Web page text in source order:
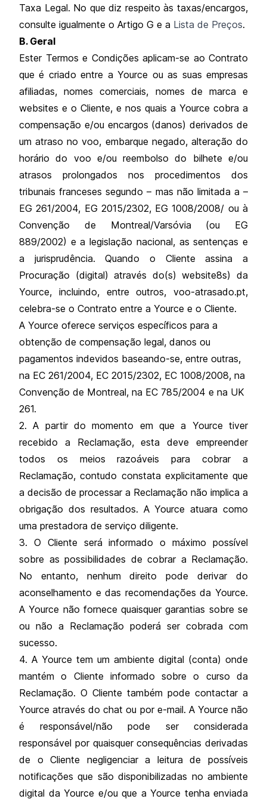
Taxa Legal. No que diz respeito às taxas/encargos,
consulte igualmente o Artigo G e a Lista de Preços.
B. Geral
Ester Termos e Condições aplicam-se ao Contrato
que é criado entre a Yource ou as suas empresas
afiliadas, nomes comerciais, nomes de marca e
websites e o Cliente, e nos quais a Yource cobra a
compensação e/ou encargos (danos) derivados de
um atraso no voo, embarque negado, alteração do
horário do voo e/ou reembolso do bilhete e/ou
atrasos prolongados nos procedimentos dos
tribunais franceses segundo – mas não limitada a –
EG 261/2004, EG 2015/2302, EG 1008/2008/ ou à
Convenção de Montreal/Varsóvia (ou EG
889/2002) e a legislação nacional, as sentenças e
a jurisprudência. Quando o Cliente assina a
Procuração (digital) através do(s) website8s) da
Yource, incluindo, entre outros, voo-atrasado.pt,
celebra-se o Contrato entre a Yource e o Cliente.
A Yource oferece serviços específicos para a
obtenção de compensação legal, danos ou
pagamentos indevidos baseando-se, entre outras,
na EC 261/2004, EC 2015/2302, EC 1008/2008, na
Convenção de Montreal, na EC 785/2004 e na UK
261.
2. A partir do momento em que a Yource tiver
recebido a Reclamação, esta deve empreender
todos os meios razoáveis para cobrar a
Reclamação, contudo constata explicitamente que
a decisão de processar a Reclamação não implica a
obrigação dos resultados. A Yource atuara como
uma prestadora de serviço diligente.
3. O Cliente será informado o máximo possível
sobre as possibilidades de cobrar a Reclamação.
No entanto, nenhum direito pode derivar do
aconselhamento e das recomendações da Yource.
A Yource não fornece quaisquer garantias sobre se
ou não a Reclamação poderá ser cobrada com
sucesso.
4. A Yource tem um ambiente digital (conta) onde
mantém o Cliente informado sobre o curso da
Reclamação. O Cliente também pode contactar a
Yource através do chat ou por e-mail. A Yource não
é responsável/não pode ser considerada
responsável por quaisquer consequências derivadas
de o Cliente negligenciar a leitura de possíveis
notificações que são disponibilizadas no ambiente
digital da Yource e/ou que a Yource tenha enviada